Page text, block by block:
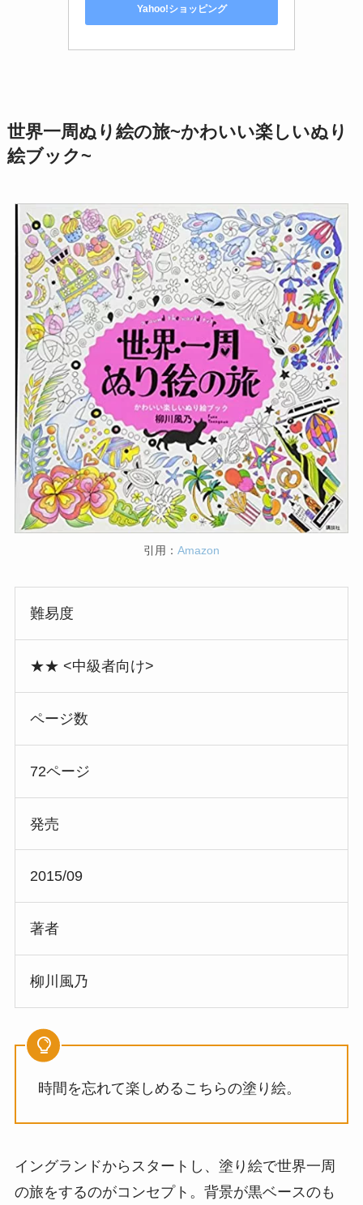
Yahoo!ショッピング
世界一周ぬり絵の旅~かわいい楽しいぬり
絵ブック~
引用： Amazon
難易度
★★ <中級者向け>
ページ数
72ページ
発売
2015/09
著者
柳川風乃
時間を忘れて楽しめるこちらの塗り絵。
イングランドからスタートし、塗り絵で世界一周
の旅をするのがコンセプト。背景が黒ベースのも